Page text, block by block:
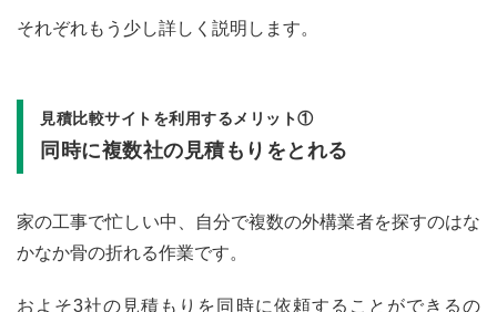
それぞれもう少し詳しく説明します。
見積比較サイトを利用するメリット①
同時に複数社の見積もりをとれる
家の工事で忙しい中、自分で複数の外構業者を探すのはな
かなか骨の折れる作業です。
およそ3社の見積もりを同時に依頼することができるの